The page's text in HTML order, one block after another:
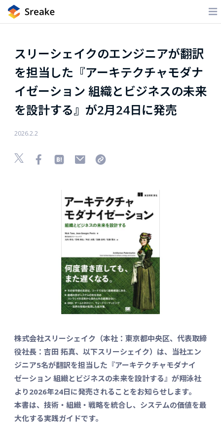
スリーシェイクのエンジニアが翻訳
を担当した『アーキテクチャモダナ
イゼーション 組織とビジネスの未来
を設計する』が2月24日に発売
2026.2.2
株式会社スリーシェイク（本社：東京都中央区、代表取締
役社長：吉田 拓真、以下スリーシェイク）は、当社エン
ジニア5名が翻訳を担当した『アーキテクチャモダナイ
ゼーション 組織とビジネスの未来を設計する』が翔泳社
より2026年24日に発売されることをお知らせします。
本書は、技術・組織・戦略を統合し、システムの価値を最
大化する実践ガイドです。